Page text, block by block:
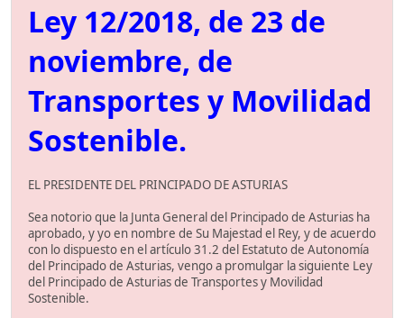
Ley 12/2018, de 23 de
noviembre, de
Transportes y Movilidad
Sostenible.
EL PRESIDENTE DEL PRINCIPADO DE ASTURIAS
Sea notorio que la Junta General del Principado de Asturias ha
aprobado, y yo en nombre de Su Majestad el Rey, y de acuerdo
con lo dispuesto en el artículo 31.2 del Estatuto de Autonomía
del Principado de Asturias, vengo a promulgar la siguiente Ley
del Principado de Asturias de Transportes y Movilidad
Sostenible.